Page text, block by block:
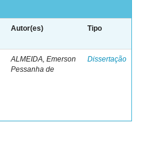
Autor(es) Tipo
ALMEIDA, Emerson
Pessanha de
Dissertação